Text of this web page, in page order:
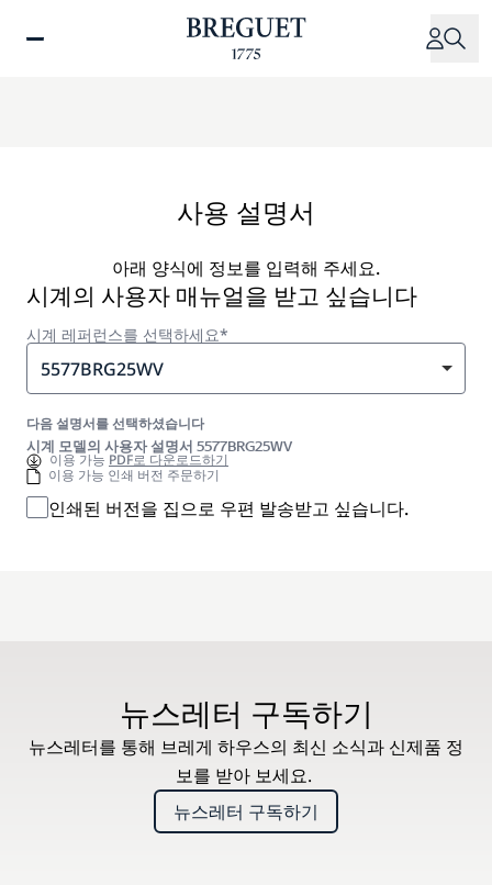
사용 설명서
아래 양식에 정보를 입력해 주세요.
시계의 사용자 매뉴얼을 받고 싶습니다
시계 레퍼런스를 선택하세요*
5577BRG25WV
다음 설명서를 선택하셨습니다
시계 모델의 사용자 설명서 5577BRG25WV
이용 가능 PDF로 다운로드하기
이용 가능 인쇄 버전 주문하기
인쇄된 버전을 집으로 우편 발송받고 싶습니다.
뉴스레터 구독하기
뉴스레터를 통해 브레게 하우스의 최신 소식과 신제품 정
보를 받아 보세요.
뉴스레터 구독하기